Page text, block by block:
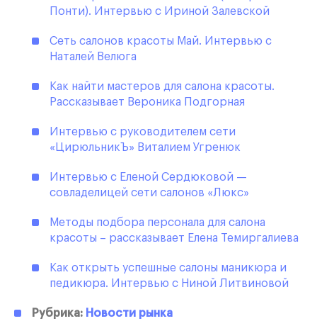
Понти). Интервью с Ириной Залевской
Сеть салонов красоты Май. Интервью с
Наталей Велюга
Как найти мастеров для салона красоты.
Рассказывает Вероника Подгорная
Интервью с руководителем сети
«ЦирюльникЪ» Виталием Угренюк
Интервью с Еленой Сердюковой —
совладелицей сети салонов «Люкс»
Методы подбора персонала для салона
красоты – рассказывает Елена Темиргалиева
Как открыть успешные салоны маникюра и
педикюра. Интервью с Ниной Литвиновой
Рубрика: Новости рынка